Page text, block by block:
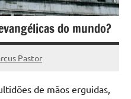
do mundo?
Pastor
de mãos erguidas,